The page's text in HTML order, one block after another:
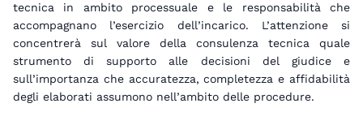
tecnica in ambito processuale e le responsabilità che
accompagnano l’esercizio dell’incarico. L’attenzione si
concentrerà sul valore della consulenza tecnica quale
strumento di supporto alle decisioni del giudice e
sull’importanza che accuratezza, completezza e affidabilità
degli elaborati assumono nell’ambito delle procedure.